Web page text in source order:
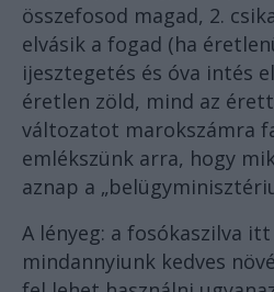
összefosod magad, 2.
elvásik a fogad (ha
ijesztegetés és óva intés
éretlen zöld, mind az
változatot marokszámra
emlékszünk arra, hogy
aznap a
A lényeg: a fosókaszilva
mindannyiunk kedves